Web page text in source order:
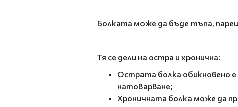
Болката може да бъде тъпа,
Тя се дели на остра и хронична:
Острата болка обикновено е
натоварване;
Хроничната болка може да